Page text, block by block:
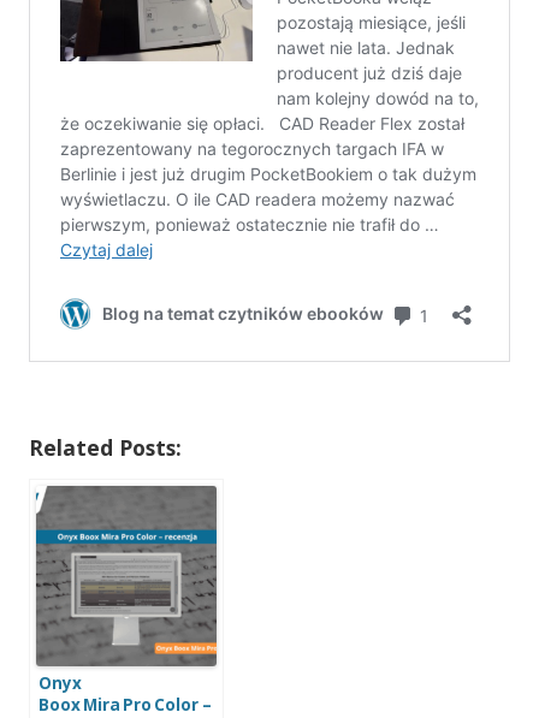
Related Posts:
Onyx
Boox Mira Pro Color –